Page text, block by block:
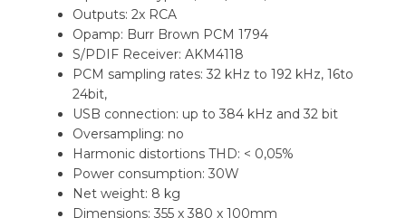
Outputs: 2x RCA
Opamp: Burr Brown PCM 1794
S/PDIF Receiver: AKM4118
PCM sampling rates: 32 kHz to 192 kHz, 16to
24bit,
USB connection: up to 384 kHz and 32 bit
Oversampling: no
Harmonic distortions THD: < 0,05%
Power consumption: 30W
Net weight: 8 kg
Dimensions: 355 x 380 x 100mm